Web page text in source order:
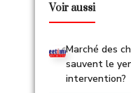
Voir aussi
Marché des
sauvent le
intervention?